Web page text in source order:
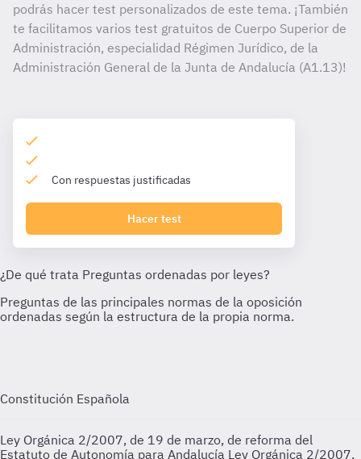
podrás hacer test personalizados de este tema. ¡También
te facilitamos varios test gratuitos de Cuerpo Superior de
Administración, especialidad Régimen Jurídico, de la
Administración General de la Junta de Andalucía (A1.13)!
Con respuestas justificadas
Hacer test
Constitución Española
Ley Orgánica 2/2007, de 19 de marzo, de reforma del
Estatuto de Autonomía para Andalucía Ley Orgánica 2/2007,